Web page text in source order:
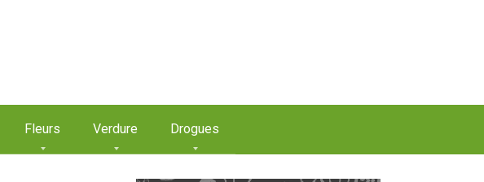
Fleurs Verdure Drogues